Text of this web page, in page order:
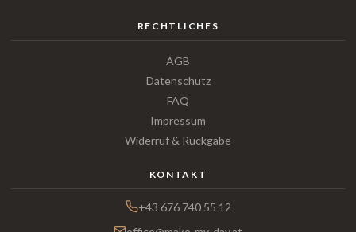
RECHTLICHES
AGB
Datenschutz
FAQ
Impressum
Widerruf & Rückgabe
KONTAKT
+43 676 740 55 12